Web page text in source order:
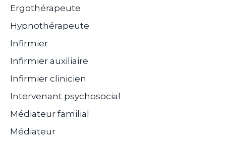
Ergothérapeute
Hypnothérapeute
Infirmier
Infirmier auxiliaire
Infirmier clinicien
Intervenant psychosocial
Médiateur familial
Médiateur